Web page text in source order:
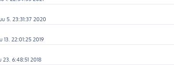
5. 23:31:37 2020
13. 22:01:25 2019
23. 6:48:51 2018